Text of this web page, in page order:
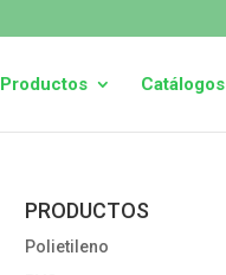
Productos Catálogos
PRODUCTOS
Polietileno